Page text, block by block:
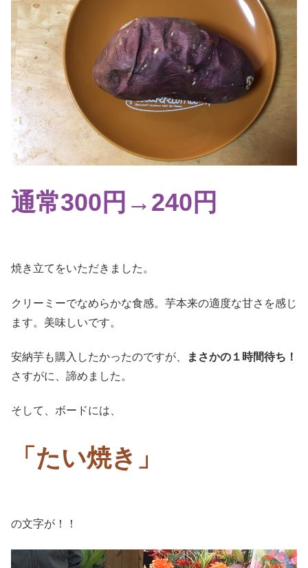
通常300円→240円
焼き立てをいただきました。
クリーミーでなめらかな食感。芋本来の適度な甘さを感じ
ます。美味しいです。
安納芋も購入したかったのですが、
まさかの１時間待ち！
さすがに、諦めました。
そして、ボードには、
「たい焼き」
の文字が！！